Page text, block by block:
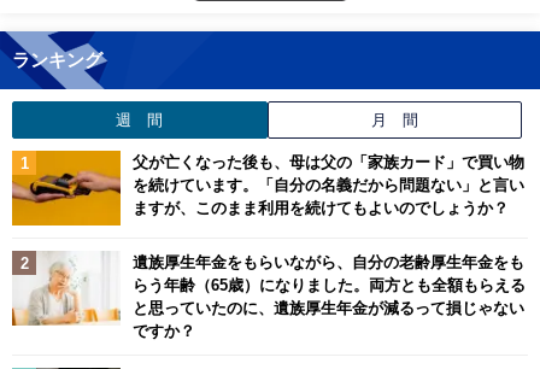
ランキング
週 間 月 間
父が亡くなった後も、母は父の「家族カード」で買い物
を続けています。「自分の名義だから問題ない」と言い
ますが、このまま利用を続けてもよいのでしょうか？
遺族厚生年金をもらいながら、自分の老齢厚生年金をも
らう年齢（65歳）になりました。両方とも全額もらえる
と思っていたのに、遺族厚生年金が減るって損じゃない
ですか？